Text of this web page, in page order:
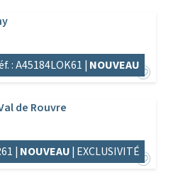
: A45184LOK61 | NOUVEAU
de Rouvre
| NOUVEAU| EXCLUSIVITÉ